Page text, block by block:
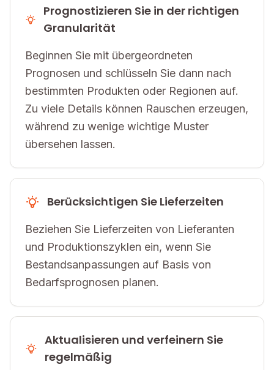
Prognostizieren Sie in der richtigen
Granularität
Beginnen Sie mit übergeordneten
Prognosen und schlüsseln Sie dann nach
bestimmten Produkten oder Regionen auf.
Zu viele Details können Rauschen erzeugen,
während zu wenige wichtige Muster
übersehen lassen.
Berücksichtigen Sie Lieferzeiten
Beziehen Sie Lieferzeiten von Lieferanten
und Produktionszyklen ein, wenn Sie
Bestandsanpassungen auf Basis von
Bedarfsprognosen planen.
Aktualisieren und verfeinern Sie
regelmäßig